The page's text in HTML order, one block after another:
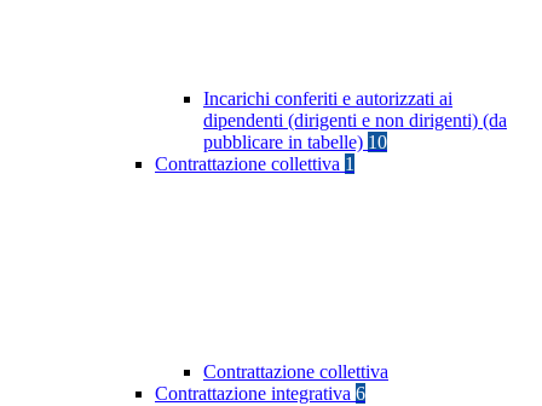
Incarichi conferiti e autorizzati ai
dipendenti (dirigenti e non dirigenti) (da
pubblicare in tabelle) 10
Contrattazione collettiva 1
Contrattazione collettiva
Contrattazione integrativa 6